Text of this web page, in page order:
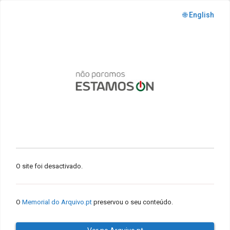
🌐 English
O site foi desactivado.
O Memorial do Arquivo.pt preservou o seu conteúdo.